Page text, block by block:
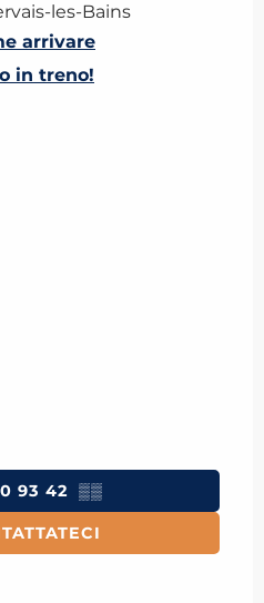
les-Bains
arrivare
in treno!
93 42 ▒▒